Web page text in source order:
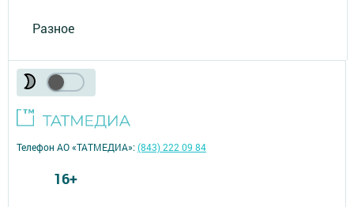
Разное
Телефон АО «ТАТМЕДИА»:(843) 222 09 84
16+